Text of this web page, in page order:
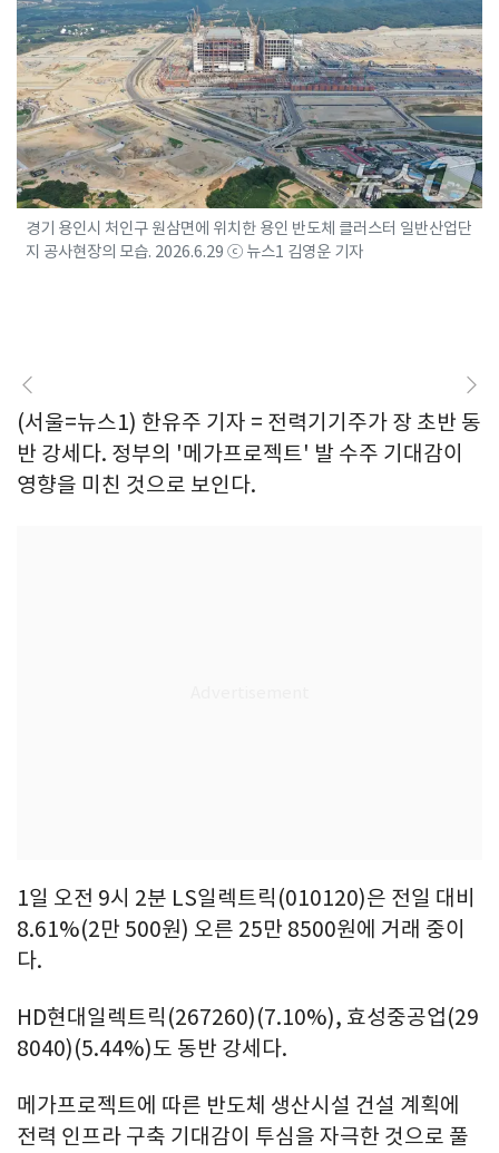
경기 용인시 처인구 원삼면에 위치한 용인 반도체 클러스터 일반산업단
지 공사현장의 모습. 2026.6.29 ⓒ 뉴스1 김영운 기자
(서울=뉴스1) 한유주 기자 = 전력기기주가 장 초반 동
반 강세다. 정부의 '메가프로젝트' 발 수주 기대감이
영향을 미친 것으로 보인다.
1일 오전 9시 2분 LS일렉트릭(010120)은 전일 대비
8.61%(2만 500원) 오른 25만 8500원에 거래 중이
다.
HD현대일렉트릭(267260)(7.10%), 효성중공업(29
8040)(5.44%)도 동반 강세다.
메가프로젝트에 따른 반도체 생산시설 건설 계획에
전력 인프라 구축 기대감이 투심을 자극한 것으로 풀